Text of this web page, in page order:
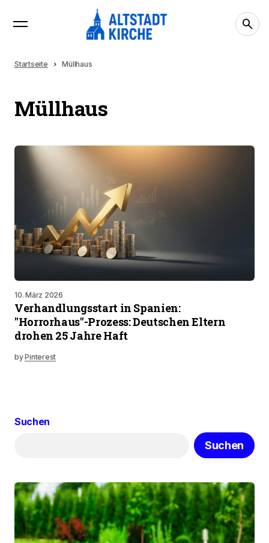
Startseite Müllhaus
Müllhaus
10. März 2026
Verhandlungsstart in Spanien:
"Horrorhaus"-Prozess: Deutschen Eltern
drohen 25 Jahre Haft
byPinterest
Suchen
Suchen